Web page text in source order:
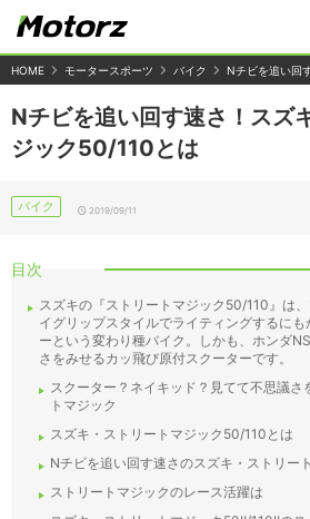
HOME モータースポーツ バイク Nチビを追い回
Nチビを追い回す速さ！スズ
ジック50/110とは
バイク 2019/09/11
目次
スズキの『ストリートマジック50/110』は
イグリップスタイルでライティングするに
ーという変わり種バイク。しかも、ホンダ
さをみせるカッ飛び原付スクーターです。
スクーター？ネイキッド？見てて不思議さ
トマジック
スズキ・ストリートマジック50/110とは
Nチビを追い回す速さのスズキ・ストリー
ストリートマジックのレース活躍は